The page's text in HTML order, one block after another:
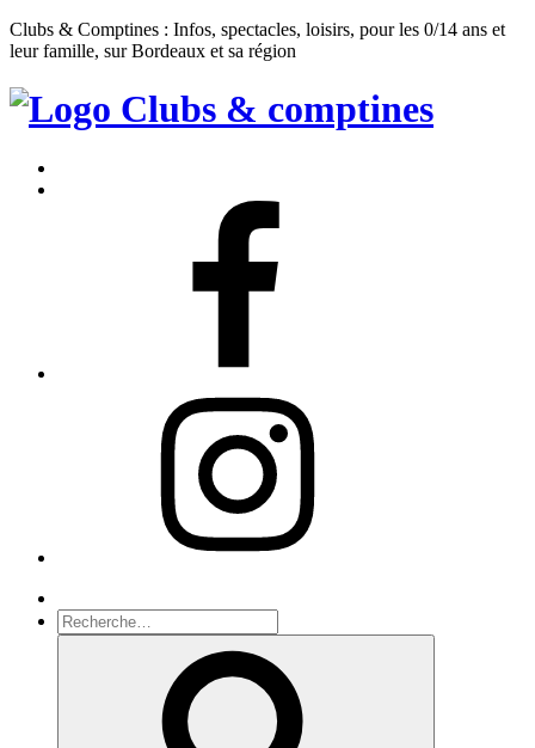
Clubs & Comptines : Infos, spectacles, loisirs, pour les 0/14 ans et
leur famille, sur Bordeaux et sa région
Clubs
Comptines
Recherche
pour